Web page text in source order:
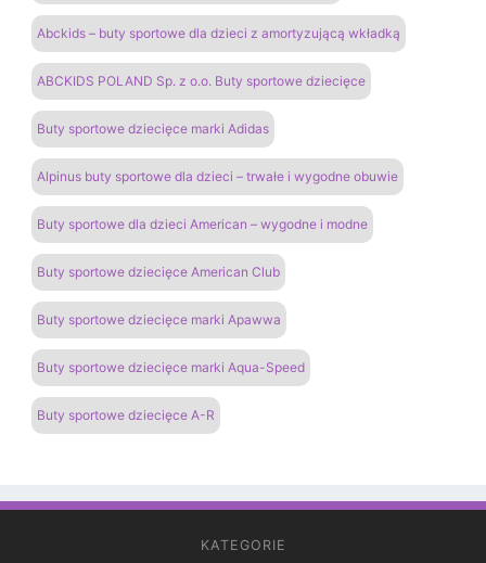
Abckids – buty sportowe dla dzieci z amortyzującą wkładką
ABCKIDS POLAND Sp. z o.o. Buty sportowe dziecięce
Buty sportowe dziecięce marki Adidas
Alpinus buty sportowe dla dzieci – trwałe i wygodne obuwie
Buty sportowe dla dzieci American – wygodne i modne
Buty sportowe dziecięce American Club
Buty sportowe dziecięce marki Apawwa
Buty sportowe dziecięce marki Aqua-Speed
Buty sportowe dziecięce A-R
KATEGORIE